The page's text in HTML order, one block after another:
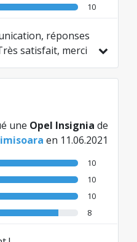
10
réponses
satisfait, merci
une Opel Insignia de
en 11.06.2021
10
10
10
8